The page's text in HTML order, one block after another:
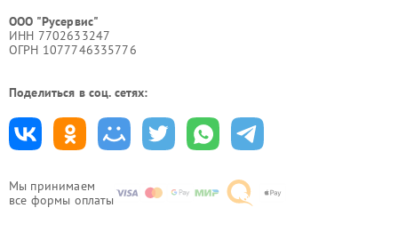
Мы принимаем
все формы оплаты
ООО "Русервис"
ИНН 7702633247
ОГРН 1077746335776
Поделиться в соц. сетях: